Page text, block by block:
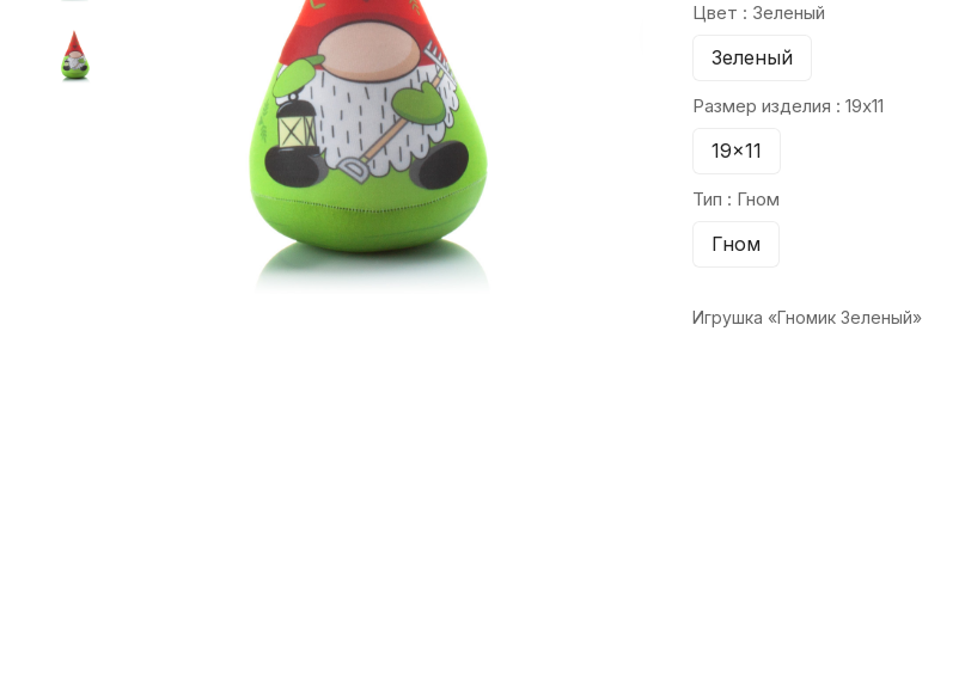
Цвет : Зеленый
Зеленый
Размер изделия : 19x11
19x11
Тип : Гном
Гном
Игрушка «Гномик Зеленый»